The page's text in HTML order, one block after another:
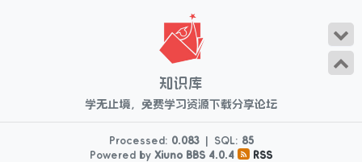
知识库
学无止境，免费学习资源下载分享论坛
Processed: 0.083 SQL: 85
Powered byXiuno BBS 4.0.4 RSS